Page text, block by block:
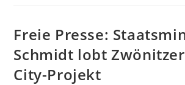
Freie Presse:
Schmidt lobt
City-Projekt